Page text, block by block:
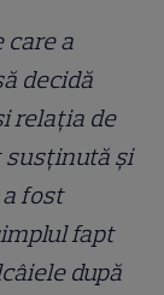
care a
decidă
relația de
susținută și
fost
fapt
după